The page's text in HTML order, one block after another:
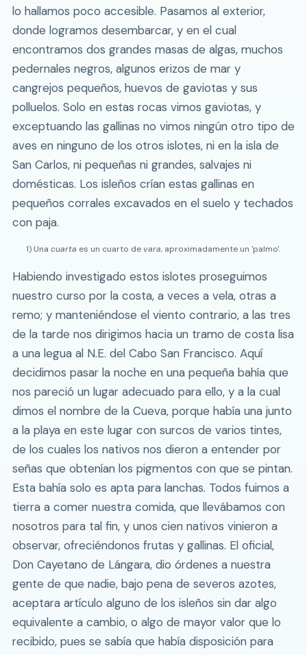
lo hallamos poco accesible. Pasamos al exterior,
donde logramos desembarcar, y en el cual
encontramos dos grandes masas de algas, muchos
pedernales negros, algunos erizos de mar y
cangrejos pequeños, huevos de gaviotas y sus
polluelos. Solo en estas rocas vimos gaviotas, y
exceptuando las gallinas no vimos ningún otro tipo de
aves en ninguno de los otros islotes, ni en la isla de
San Carlos, ni pequeñas ni grandes, salvajes ni
domésticas. Los isleños crían estas gallinas en
pequeños corrales excavados en el suelo y techados
con paja.
1) Una cuarta es un cuarto de vara, aproximadamente un 'palmo'.
Habiendo investigado estos islotes proseguimos
nuestro curso por la costa, a veces a vela, otras a
remo; y manteniéndose el viento contrario, a las tres
de la tarde nos dirigimos hacia un tramo de costa lisa
a una legua al N.E. del Cabo San Francisco. Aquí
decidimos pasar la noche en una pequeña bahía que
nos pareció un lugar adecuado para ello, y a la cual
dimos el nombre de la Cueva, porque había una junto
a la playa en este lugar con surcos de varios tintes,
de los cuales los nativos nos dieron a entender por
señas que obtenían los pigmentos con que se pintan.
Esta bahía solo es apta para lanchas. Todos fuimos a
tierra a comer nuestra comida, que llevábamos con
nosotros para tal fin, y unos cien nativos vinieron a
observar, ofreciéndonos frutas y gallinas. El oficial,
Don Cayetano de Lángara, dio órdenes a nuestra
gente de que nadie, bajo pena de severos azotes,
aceptara artículo alguno de los isleños sin dar algo
equivalente a cambio, o algo de mayor valor que lo
recibido, pues se sabía que había disposición para